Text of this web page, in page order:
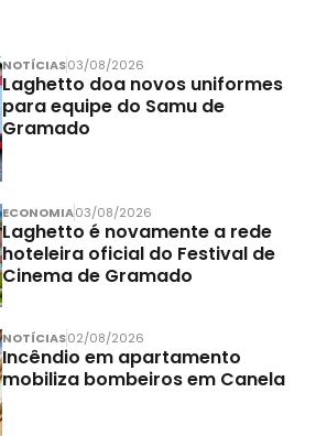
NOTÍCIAS03/08/2026
Laghetto doa novos uniformes
para equipe do Samu de
Gramado
ECONOMIA03/08/2026
Laghetto é novamente a rede
hoteleira oficial do Festival de
Cinema de Gramado
NOTÍCIAS02/08/2026
Incêndio em apartamento
mobiliza bombeiros em Canela